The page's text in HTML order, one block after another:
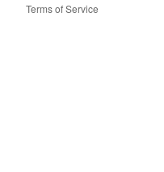
Terms of Service